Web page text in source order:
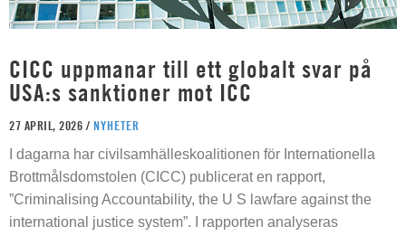
CICC uppmanar till ett globalt svar på
USA:s sanktioner mot ICC
27 APRIL, 2026 / NYHETER
I dagarna har civilsamhälleskoalitionen för Internationella
Brottmålsdomstolen (CICC) publicerat en rapport,
”Criminalising Accountability, the U S lawfare against the
international justice system”. I rapporten analyseras